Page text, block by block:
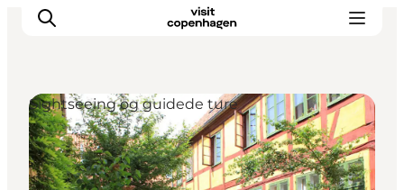
Aktiviteter
Mat och dryck
Sightseeing og guidede ture